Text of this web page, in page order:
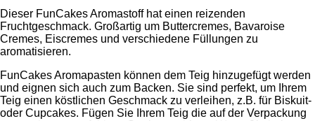
Dieser FunCakes Aromastoff hat einen reizenden
Fruchtgeschmack. Großartig um Buttercremes, Bavaroise
Cremes, Eiscremes und verschiedene Füllungen zu
aromatisieren.
FunCakes Aromapasten können dem Teig hinzugefügt werden
und eignen sich auch zum Backen. Sie sind perfekt, um Ihrem
Teig einen köstlichen Geschmack zu verleihen, z.B. für Biskuit-
oder Cupcakes. Fügen Sie Ihrem Teig die auf der Verpackung